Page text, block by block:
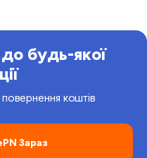
будь-якої
коштів
Зараз